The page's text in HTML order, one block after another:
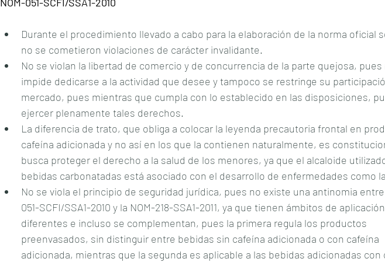
Durante el procedimiento llevado a cabo para la elaboración de la norma oficial
no se cometieron violaciones de carácter invalidante.
No se violan la libertad de comercio y de concurrencia de la parte quejosa, pues
impide dedicarse a la actividad que desee y tampoco se restringe su
mercado, pues mientras que cumpla con lo establecido en las disposiciones,
ejercer plenamente tales derechos.
La diferencia de trato, que obliga a colocar la leyenda precautoria frontal en
cafeína adicionada y no así en los que la contienen naturalmente, es
busca proteger el derecho a la salud de los menores, ya que el alcaloide
bebidas carbonatadas está asociado con el desarrollo de enfermedades como
No se viola el principio de seguridad jurídica, pues no existe una antinomia entre
051-SCFI/SSA1-2010 y la NOM-218-SSA1-2011, ya que tienen ámbitos de aplicación
diferentes e incluso se complementan, pues la primera regula los productos
preenvasados, sin distinguir entre bebidas sin cafeína adicionada o con cafeína
adicionada, mientras que la segunda es aplicable a las bebidas adicionadas con